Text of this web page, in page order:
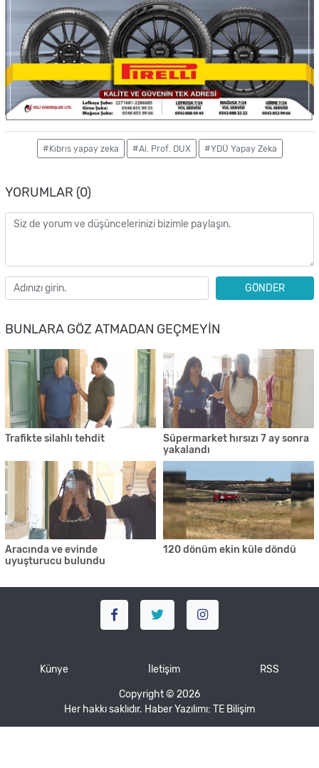
#Kıbrıs yapay zeka #Ai. Prof. DUX #YDÜ Yapay Zeka
YORUMLAR (0)
GÖNDER
BUNLARA GÖZ ATMADAN GEÇMEYIN
Trafikte silahlı tehdit
Süpermarket hırsızı 7 ay sonra
yakalandı
Aracında ve evinde
uyuşturucu bulundu
120 dönüm ekin küle döndü
Künye İletişim RSS
Copyright © 2026
Her hakkı saklıdır. Haber Yazılımı: TE Bilişim